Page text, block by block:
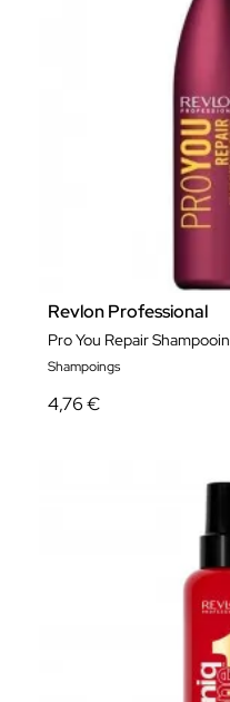
Revlon Professional
Pro You Repair
Shampoings
4,76 €